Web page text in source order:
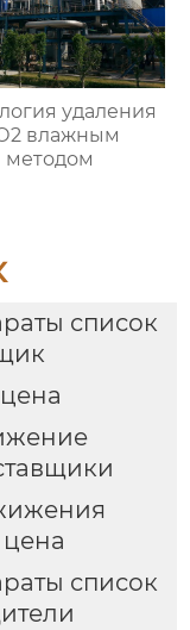
удаления
влажным
методом
список
список